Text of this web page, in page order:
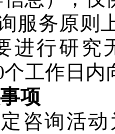
服务原则
进行研究
个工作日
项
咨询活